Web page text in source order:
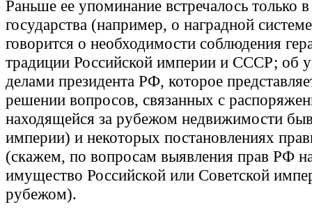
Раньше ее упоминание встречалось только в
государства (например, о наградной
говорится о необходимости соблюдения
традиции Российской империи и СССР; об
делами президента РФ, которое
решении вопросов, связанных с
находящейся за рубежом недвижимости
империи) и некоторых постановлениях
(скажем, по вопросам выявления прав РФ
имущество Российской или Советской
рубежом).